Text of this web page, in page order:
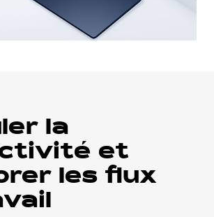
la
et
les flux